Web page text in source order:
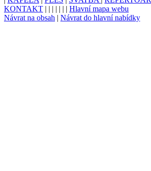
KONTAKT | | | | | | | Hlavní mapa webu
Návrat na obsah | Návrat do hlavní nabídky